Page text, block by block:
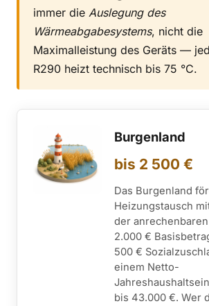
immer die Auslegung des
Wärmeabgabesystems, nicht die
Maximalleistung des Geräts —
R290 heizt technisch bis 75 °C.
Burgenland
bis 2 500 €
Das Burgenland
Heizungstausch
der
2.000 €
500 €
einem Netto-
bis 43.000 €. Wer